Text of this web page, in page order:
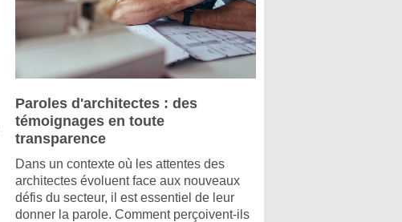
Paroles d'architectes : des
témoignages en toute
transparence
Dans un contexte où les attentes des
architectes évoluent face aux nouveaux
défis du secteur, il est essentiel de leur
donner la parole. Comment perçoivent-ils